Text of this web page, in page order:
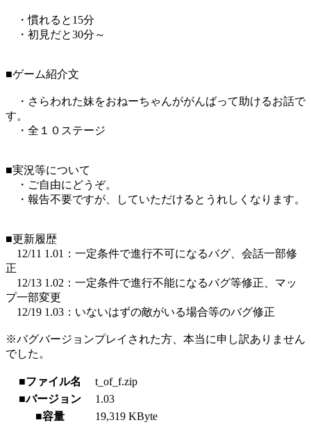
・慣れると15分
・初見だと30分～
■ゲーム紹介文
・さらわれた妹をおねーちゃんががんばって助けるお話で
す。
・全１０ステージ
■実況等について
・ご自由にどうぞ。
・報告不要ですが、していただけるとうれしくなります。
■更新履歴
12/11 1.01：一定条件で進行不可になるバグ、会話一部修
正
12/13 1.02：一定条件で進行不能になるバグ等修正、マッ
プ一部変更
12/19 1.03：いないはずの敵がいる場合等のバグ修正
※バグバージョンプレイされた方、本当に申し訳ありません
でした。
■ファイル名
t_of_f.zip
■バージョン
1.03
■容量
19,319 KByte